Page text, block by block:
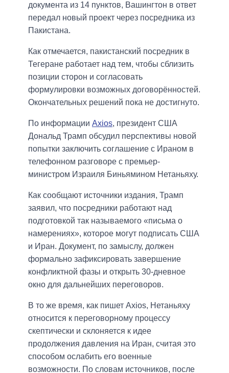
документа из 14 пунктов, Вашингтон в ответ
передал новый проект через посредника из
Пакистана.
Как отмечается, пакистанский посредник в
Тегеране работает над тем, чтобы сблизить
позиции сторон и согласовать
формулировки возможных договорённостей.
Окончательных решений пока не достигнуто.
По информации Axios, президент США
Дональд Трамп обсудил перспективы новой
попытки заключить соглашение с Ираном в
телефонном разговоре с премьер-
министром Израиля Биньямином Нетаньяху.
Как сообщают источники издания, Трамп
заявил, что посредники работают над
подготовкой так называемого «письма о
намерениях», которое могут подписать США
и Иран. Документ, по замыслу, должен
формально зафиксировать завершение
конфликтной фазы и открыть 30-дневное
окно для дальнейших переговоров.
В то же время, как пишет Axios, Нетаньяху
относится к переговорному процессу
скептически и склоняется к идее
продолжения давления на Иран, считая это
способом ослабить его военные
возможности. По словам источников, после